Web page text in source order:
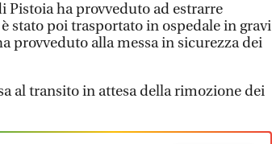
Pistoia ha provveduto ad estrarre
stato poi trasportato in ospedale in gravi
provveduto alla messa in sicurezza dei
al transito in attesa della rimozione dei